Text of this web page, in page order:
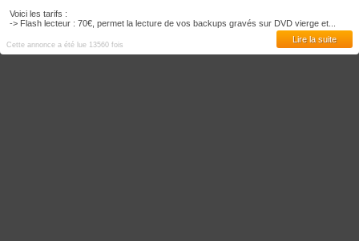
Voici les tarifs :
-> Flash lecteur : 70€, permet la lecture de vos backups gravés sur DVD vierge et...
Cette annonce a été lue 13560 fois
Lire la suite